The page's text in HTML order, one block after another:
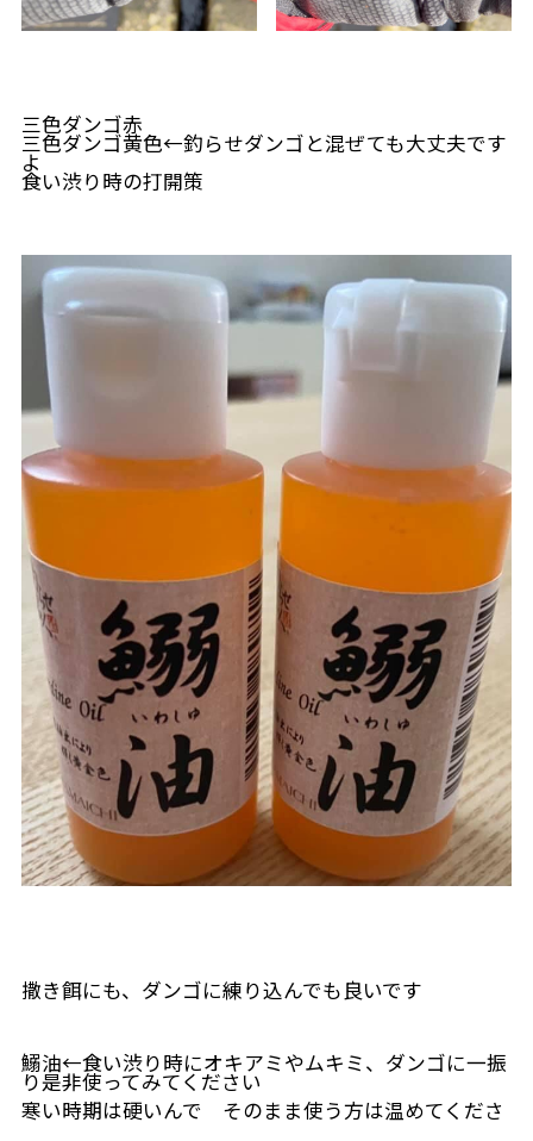
三色ダンゴ赤
三色ダンゴ黄色←釣らせダンゴと混ぜても大丈夫です
よ
食い渋り時の打開策
撒き餌にも、ダンゴに練り込んでも良いです
鰯油←食い渋り時にオキアミやムキミ、ダンゴに一振
り是非使ってみてください
寒い時期は硬いんで そのまま使う方は温めてくださ